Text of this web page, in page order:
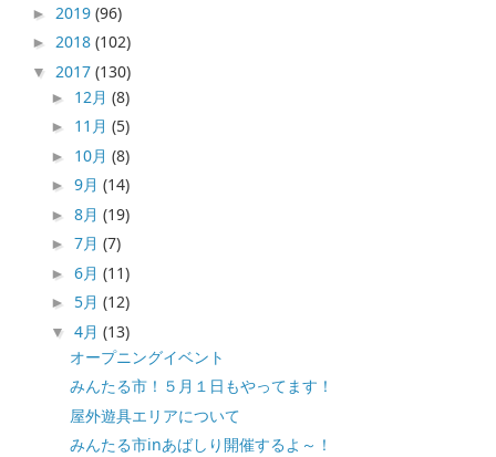
► 2019(96)
► 2018(102)
▼ 2017(130)
► 12月(8)
► 11月(5)
► 10月(8)
►9月(14)
►8月(19)
►7月(7)
►6月(11)
► 5月(12)
▼4月(13)
オープニングイベント
みんたる市！５月１日もやってます！
屋外遊具エリアについて
みんたる市inあばしり開催するよ～！